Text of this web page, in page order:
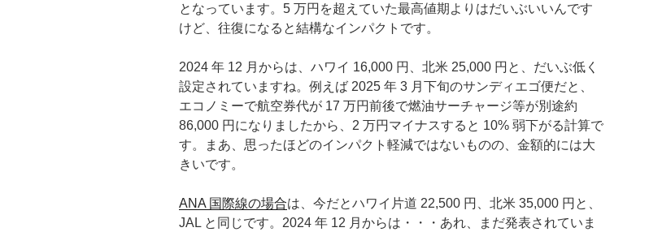
となっています。5 万円を超えていた最高値期よりはだいぶいいんです
けど、往復になると結構なインパクトです。
2024 年 12 月からは、ハワイ 16,000 円、北米 25,000 円と、だいぶ低く
設定されていますね。例えば 2025 年 3 月下旬のサンディエゴ便だと、
エコノミーで航空券代が 17 万円前後で燃油サーチャージ等が別途約
86,000 円になりましたから、2 万円マイナスすると 10% 弱下がる計算で
す。まあ、思ったほどのインパクト軽減ではないものの、金額的には大
きいです。
ANA 国際線の場合は、今だとハワイ片道 22,500 円、北米 35,000 円と、
JAL と同じです。2024 年 12 月からは・・・あれ、まだ発表されていま